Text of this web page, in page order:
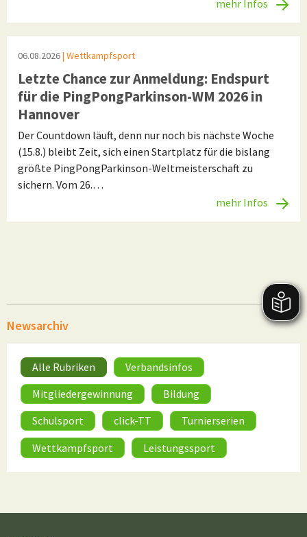
mehr Infos
06.08.2026| Wettkampfsport
Letzte Chance zur Anmeldung: Endspurt
für die PingPongParkinson-WM 2026 in
Hannover
Der Countdown läuft, denn nur noch bis nächste Woche
(15.8.) bleibt Zeit, sich einen Startplatz für die bislang
größte PingPongParkinson-Weltmeisterschaft zu
sichern. Vom 26.…
mehr Infos
Newsarchiv
Alle Rubriken
Verbandsinfos
Mitgliedergewinnung
Bildung
Schulsport
click-TT
Turnierserien
Wettkampfsport
Leistungssport